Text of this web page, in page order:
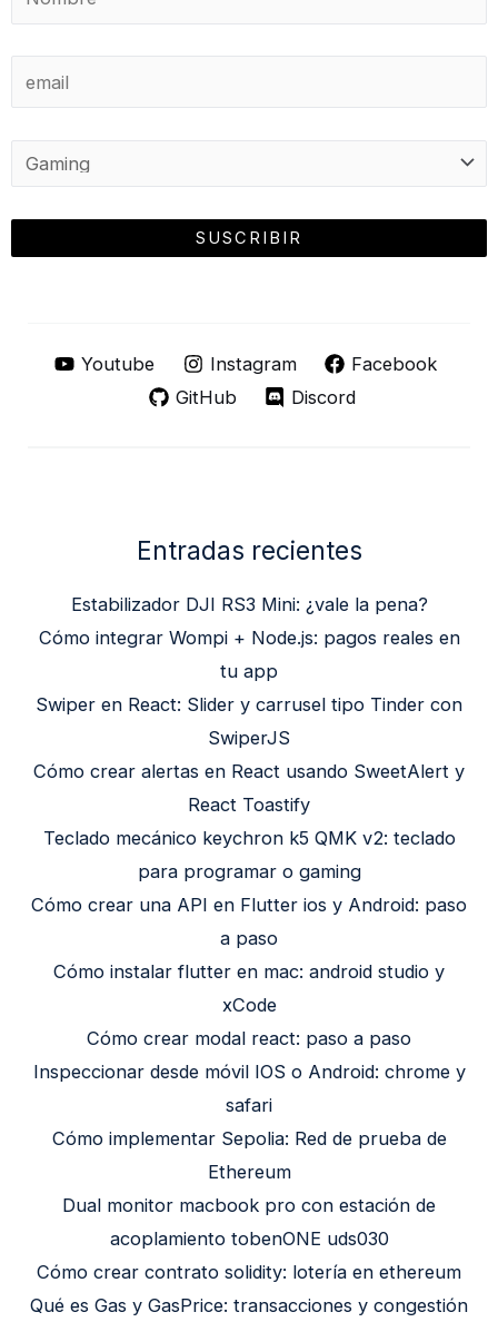
Youtube Instagram
Facebook
GitHub
Discord
Entradas recientes
Estabilizador DJI RS3 Mini: ¿vale la pena?
Cómo integrar Wompi + Node.js: pagos reales en
tu app
Swiper en React: Slider y carrusel tipo Tinder con
SwiperJS
Cómo crear alertas en React usando SweetAlert y
React Toastify
Teclado mecánico keychron k5 QMK v2: teclado
para programar o gaming
Cómo crear una API en Flutter ios y Android: paso
a paso
Cómo instalar flutter en mac: android studio y
xCode
Cómo crear modal react: paso a paso
Inspeccionar desde móvil IOS o Android: chrome y
safari
Cómo implementar Sepolia: Red de prueba de
Ethereum
Dual monitor macbook pro con estación de
acoplamiento tobenONE uds030
Cómo crear contrato solidity: lotería en ethereum
Qué es Gas y GasPrice: transacciones y congestión